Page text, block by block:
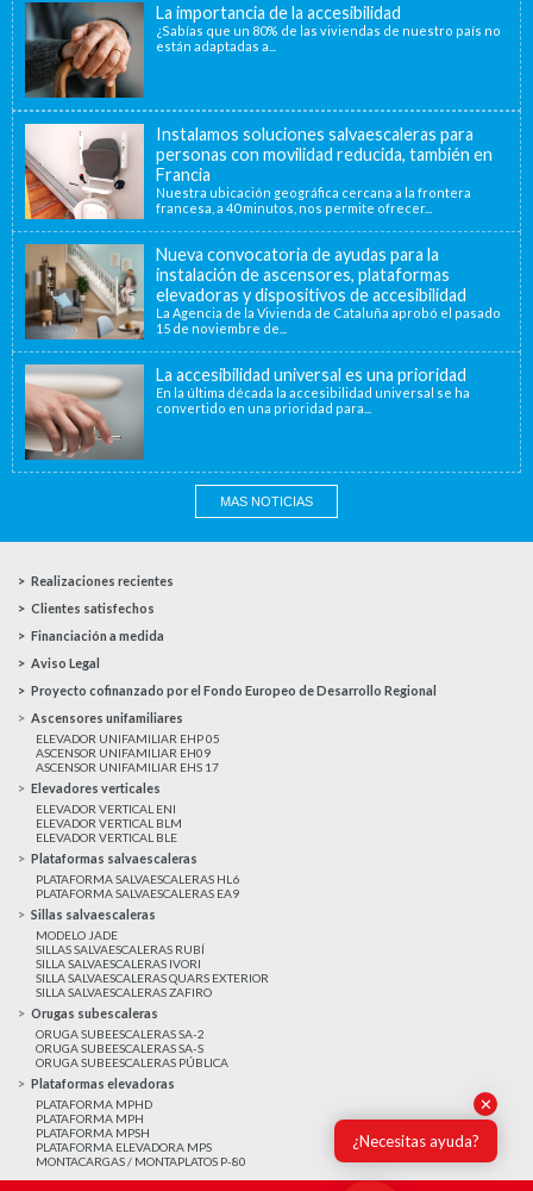
La importancia de la accesibilidad
¿Sabías que un 80% de las viviendas de nuestro país no
están adaptadas a...
Instalamos soluciones salvaescaleras para
personas con movilidad reducida, también en
Francia
Nuestra ubicación geográfica cercana a la frontera
francesa, a 40 minutos, nos permite ofrecer...
Nueva convocatoria de ayudas para la
instalación de ascensores, plataformas
elevadoras y dispositivos de accesibilidad
La Agencia de la Vivienda de Cataluña aprobó el pasado
15 de noviembre de...
La accesibilidad universal es una prioridad
En la última década la accesibilidad universal se ha
convertido en una prioridad para...
MAS NOTICIAS
Realizaciones recientes
Clientes satisfechos
Financiación a medida
Aviso Legal
Proyecto cofinanzado por el Fondo Europeo de Desarrollo Regional
Ascensores unifamiliares
ELEVADOR UNIFAMILIAR EHP 05
ASCENSOR UNIFAMILIAR EH09
ASCENSOR UNIFAMILIAR EHS 17
Elevadores verticales
ELEVADOR VERTICAL ENI
ELEVADOR VERTICAL BLM
ELEVADOR VERTICAL BLE
Plataformas salvaescaleras
PLATAFORMA SALVAESCALERAS HL6
PLATAFORMA SALVAESCALERAS EA9
Sillas salvaescaleras
MODELO JADE
SILLAS SALVAESCALERAS RUBÍ
SILLA SALVAESCALERAS IVORI
SILLA SALVAESCALERAS QUARS EXTERIOR
SILLA SALVAESCALERAS ZAFIRO
Orugas subescaleras
ORUGA SUBEESCALERAS SA-2
ORUGA SUBEESCALERAS SA-S
ORUGA SUBEESCALERAS PÚBLICA
Plataformas elevadoras
PLATAFORMA MPHD
PLATAFORMA MPH
PLATAFORMA MPSH
PLATAFORMA ELEVADORA MPS
MONTACARGAS / MONTAPLATOS P-80
✕
¿Necesitas ayuda?